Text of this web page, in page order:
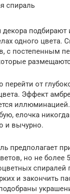
спираль
декора подбирают
одного цвета.
с постепенным
от
Эффект
елочка никогда
и вычурно.
предполагает
но не более
спиралей
и закончить